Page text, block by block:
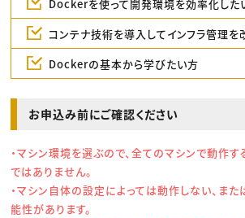
Dockerを使って開発環境を効率化した
コンテナ技術を導入してインフラ管理を
Dockerの基本から学びたい方
お申込み前にご確認ください
・マシン環境を選ぶので、全てのマシンで動作
ではありません。
・マシン自体の設定によっては動作しない、ま
能性があります。